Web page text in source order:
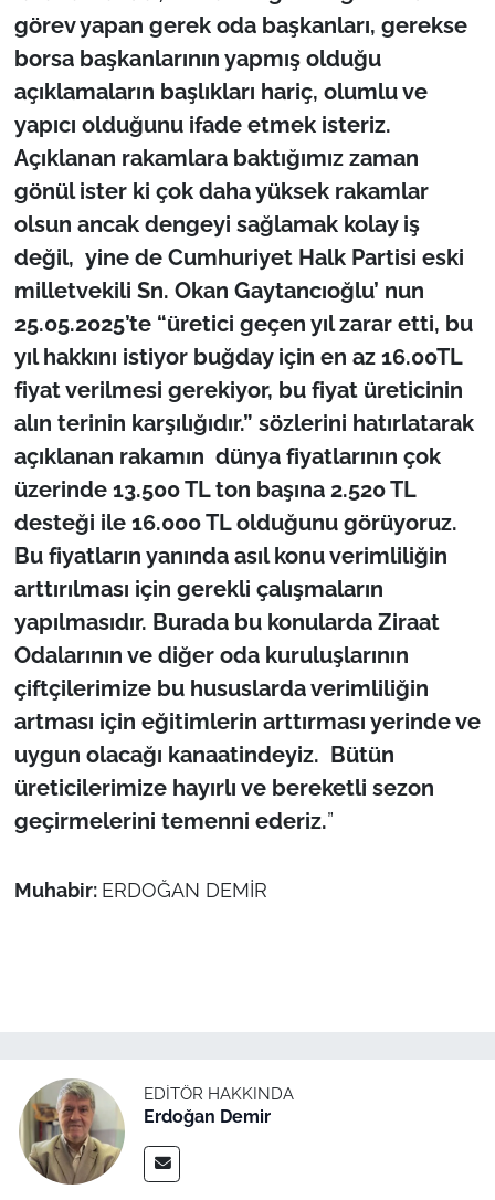
görev yapan gerek oda başkanları, gerekse
borsa başkanlarının yapmış olduğu
açıklamaların başlıkları hariç, olumlu ve
yapıcı olduğunu ifade etmek isteriz.
Açıklanan rakamlara baktığımız zaman
gönül ister ki çok daha yüksek rakamlar
olsun ancak dengeyi sağlamak kolay iş
değil, yine de Cumhuriyet Halk Partisi eski
milletvekili Sn. Okan Gaytancıoğlu’ nun
25.05.2025’te “üretici geçen yıl zarar etti, bu
yıl hakkını istiyor buğday için en az 16.00TL
fiyat verilmesi gerekiyor, bu fiyat üreticinin
alın terinin karşılığıdır.” sözlerini hatırlatarak
açıklanan rakamın dünya fiyatlarının çok
üzerinde 13.500 TL ton başına 2.520 TL
desteği ile 16.000 TL olduğunu görüyoruz.
Bu fiyatların yanında asıl konu verimliliğin
arttırılması için gerekli çalışmaların
yapılmasıdır. Burada bu konularda Ziraat
Odalarının ve diğer oda kuruluşlarının
çiftçilerimize bu hususlarda verimliliğin
artması için eğitimlerin arttırması yerinde ve
uygun olacağı kanaatindeyiz. Bütün
üreticilerimize hayırlı ve bereketli sezon
geçirmelerini temenni ederiz.”
Muhabir: ERDOĞAN DEMİR
EDITÖR HAKKINDA
Erdoğan Demir
Flaş Haber
Dış Haberler
Magazin
İş Dünyası
Bilim Teknoloji
English News
Canlı Maç
Finans
Genel-A
Gündem-Eğitim